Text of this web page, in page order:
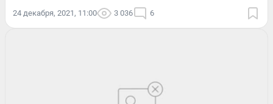
24 декабря, 2021, 11:00 3 036 6